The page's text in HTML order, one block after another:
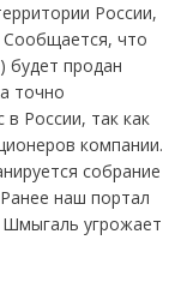
России,
что
будет продан
точно
в России, так как
компании.
собрание
наш портал
угрожает